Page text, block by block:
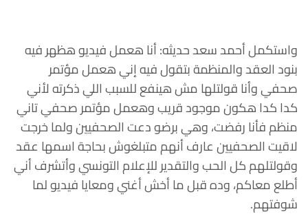
واستكمل أحمد سعد حديثه: أنا هعمل فيديو هظهر فيه
بنود العقد والمنظمة بتقول فيه إني هعمل مؤتمر
صحفي وأنا قولتلها مش هينفع للسبب اللي ذكرته لأني
كدا كدا هكون موجود قريب وهعمل مؤتمر صحفي تاني
منظم فأنا رفضت، وهي برضو دعت الصحفيين ولما خرجت
لاقيت الصحفيين عارف أنهم متبلغوش بحاجة اسمها عقد
وقولتلهم كل الحب والتقدير للإعلام التونسي وأتشرف أني
أطلع معاكم، وده قبل ما أخش أغني ومعايا فيديو لما
شوفتهم.